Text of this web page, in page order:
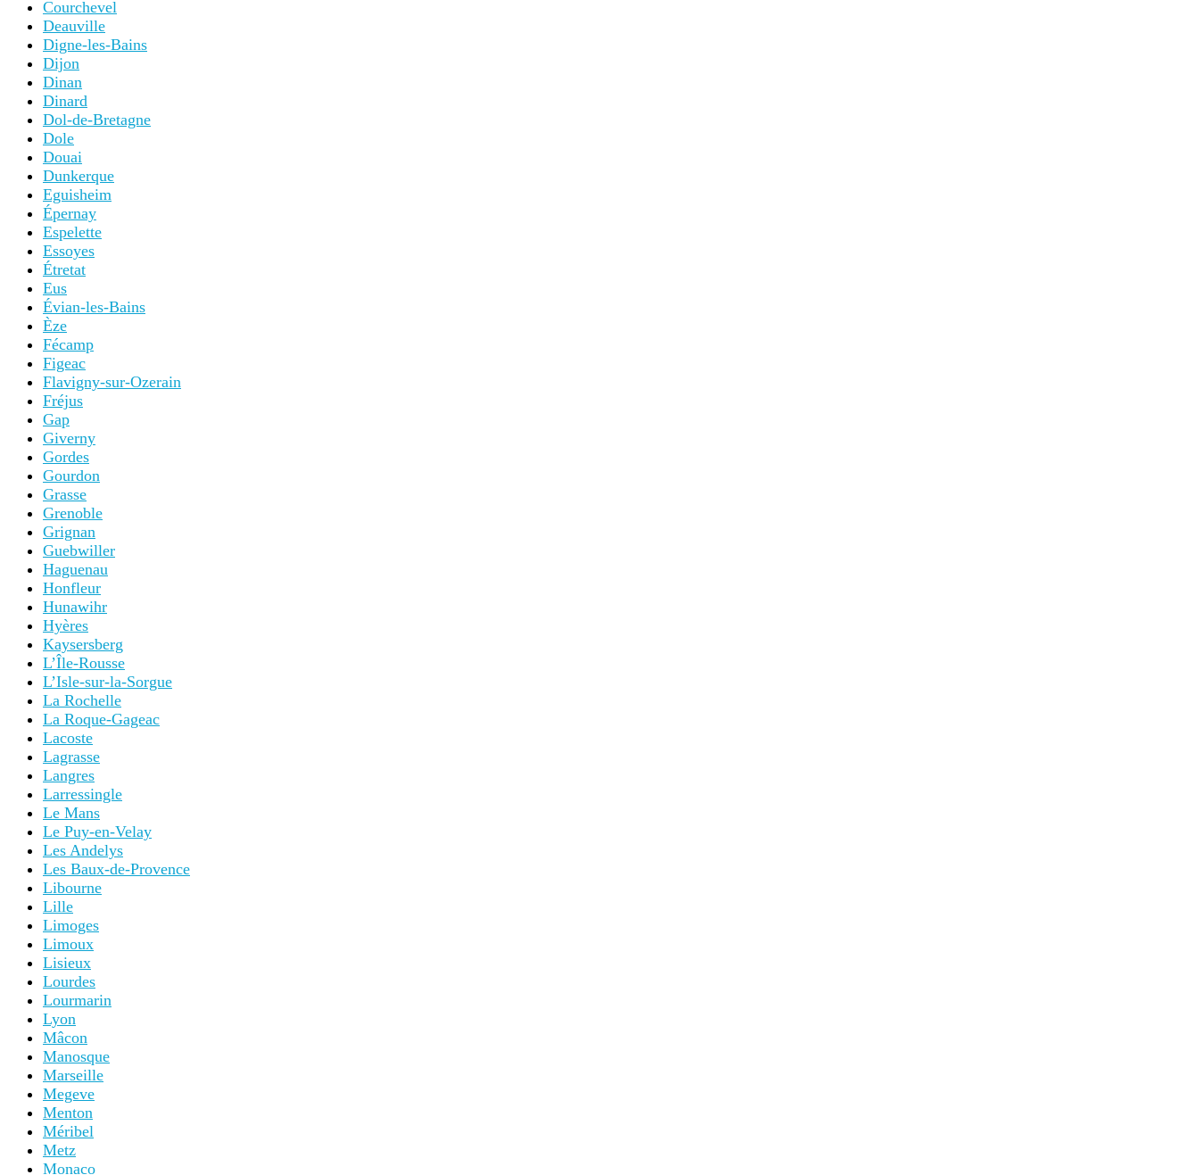
Courchevel
Deauville
Digne-les-Bains
Dijon
Dinan
Dinard
Dol-de-Bretagne
Dole
Douai
Dunkerque
Eguisheim
Épernay
Espelette
Essoyes
Étretat
Eus
Évian-les-Bains
Èze
Fécamp
Figeac
Flavigny-sur-Ozerain
Fréjus
Gap
Giverny
Gordes
Gourdon
Grasse
Grenoble
Grignan
Guebwiller
Haguenau
Honfleur
Hunawihr
Hyères
Kaysersberg
L’Île-Rousse
L’Isle-sur-la-Sorgue
La Rochelle
La Roque-Gageac
Lacoste
Lagrasse
Langres
Larressingle
Le Mans
Le Puy-en-Velay
Les Andelys
Les Baux-de-Provence
Libourne
Lille
Limoges
Limoux
Lisieux
Lourdes
Lourmarin
Lyon
Mâcon
Manosque
Marseille
Megeve
Menton
Méribel
Metz
Monaco